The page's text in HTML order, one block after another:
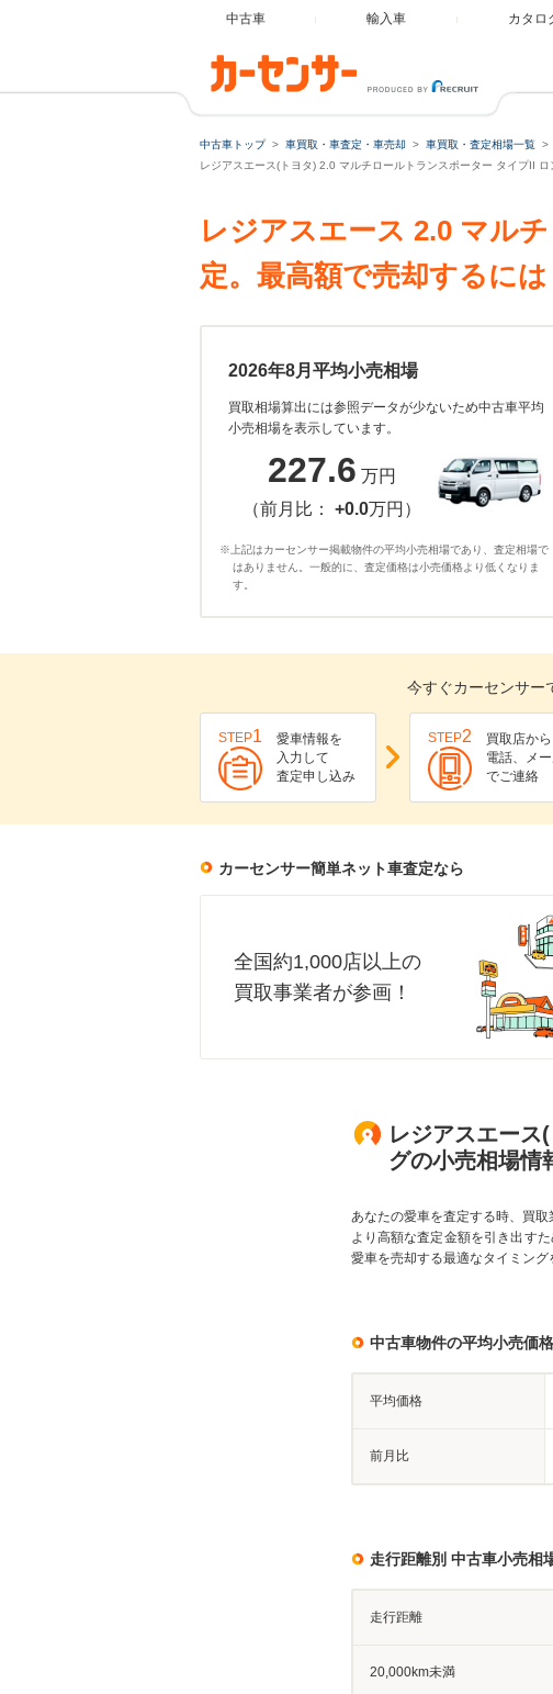
中古車 輸入車 カタロ
中古車トップ 車買取・車査定・車売却 車買取・査定相場一覧
レジアスエース(トヨタ) 2.0 マルチロールトランスポーター タイプII ロ
レジアスエース 2.0 マル
定。最高額で売却するには
2026年8月平均小売相場
買取相場算出には参照データが少ないため中古車平均
小売相場を表示しています。
227.6 万円
（前月比： +0.0万円）
※上記はカーセンサー掲載物件の平均小売相場であり、査定相場で
はありません。一般的に、査定価格は小売価格より低くなりま
す。
今すぐカーセンサー
STEP1
愛車情報を
入力して
査定申し込み
STEP2
買取店から
電話、メ
でご連絡
カーセンサー簡単ネット車査定なら
全国約1,000店以上の
買取事業者が参画！
レジアスエース
グの小売相場情
あなたの愛車を査定する時、買取
より高額な査定金額を引き出す
愛車を売却する最適なタイミング
中古車物件の平均小売価
平均価格
前月比
走行距離別 中古車小売相
走行距離
20,000km未満